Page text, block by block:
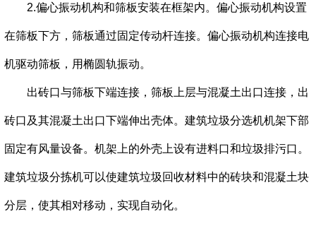
2.偏心振动机构和筛板安装在框架内。偏心振动机构设置
在筛板下方，筛板通过固定传动杆连接。偏心振动机构连接电
机驱动筛板，用椭圆轨振动。
出砖口与筛板下端连接，筛板上层与混凝土出口连接，出
砖口及其混凝土出口下端伸出壳体。 建筑垃圾分选机机架下部
固定有风量设备。 机架上的外壳上设有进料口和垃圾排污口。
建筑垃圾分拣机可以使建筑垃圾回收材料中的砖块和混凝土块
分层，使其相对移动，实现自动化。